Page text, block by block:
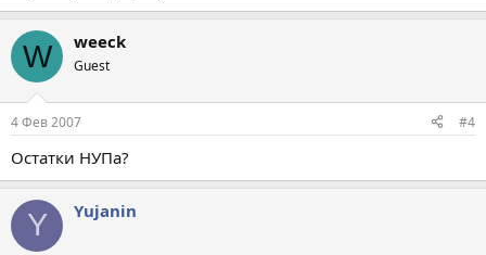
W weeck
Guest
4 Фев 2007 #4
Остатки НУПа?
Y Yujanin